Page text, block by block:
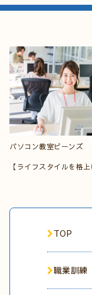
パソコン教室ビーンズ
【ライフスタイルを格
TOP
職業訓練